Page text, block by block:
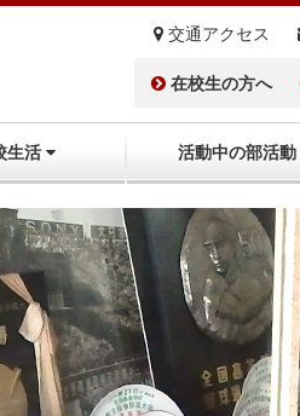
交通アクセス
在校生の方へ
生活 活動中の部活動